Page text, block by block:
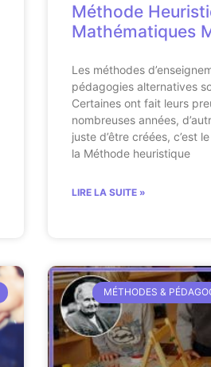
Méthode
Mathématiques
Les méthodes
pédagogies alternatives
Certaines ont fait leurs
nombreuses années,
juste d’être créées, c’est
la Méthode heuristique
LIRE LA SUITE »
MÉTHODES &